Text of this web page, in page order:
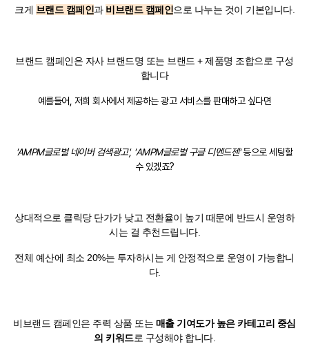
크게 브랜드 캠페인 과 비브랜드 캠페인 으로 나누는 것이 기본입니다.
브랜드 캠페인은 자사 브랜드명 또는 브랜드 + 제품명 조합으로 구성
합니다
예를들어, 저희 회사에서 제공하는 광고 서비스를 판매하고 싶다면
'AMPM글로벌 네이버 검색광고', 'AMPM글로벌 구글 디멘드젠'등으로 세팅할
수 있겠죠?
상대적으로 클릭당 단가가 낮고 전환율이 높기 때문에 반드시 운영하
시는 걸 추천드립니다.
전체 예산에 최소 20%는 투자하시는 게 안정적으로 운영이 가능합니
다.
비브랜드 캠페인은 주력 상품 또는 매출 기여도가 높은 카테고리 중심
의 키워드로 구성해야 합니다.